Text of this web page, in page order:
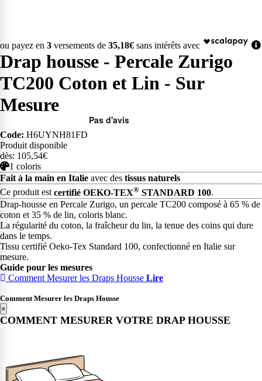
ou payez en 3 versements de 35,18€ sans intérêts avec
Drap housse - Percale Zurigo
TC200 Coton et Lin - Sur
Mesure
Code: H6UYNH81FD
Produit disponible
dès: 105,54€
1 coloris
Fait à la main en Italie avec des tissus naturels
Ce produit estcertifié OEKO-TEX® STANDARD 100.
Drap-housse en Percale Zurigo, un percale TC200 composé à 65 % de
coton et 35 % de lin, coloris blanc.
La régularité du coton, la fraîcheur du lin, la tenue des coins qui dure
dans le temps.
Tissu certifié Oeko-Tex Standard 100, confectionné en Italie sur
mesure.
Guide pour les mesures
Comment Mesurer les Draps Housse Lire
Comment Mesurer les Draps Housse
×
COMMENT MESURER VOTRE DRAP HOUSSE